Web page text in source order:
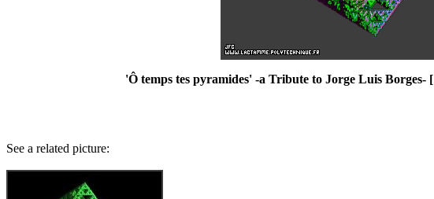
'Ô temps tes pyramides' -a Tribute to Jorge Luis Borges- [
See a related picture: